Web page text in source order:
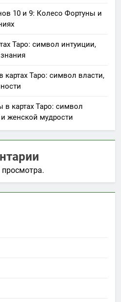
10 и 9: Колесо Фортуны и
Таро: символ интуиции,
картах Таро: символ власти,
картах Таро: символ
женской мудрости